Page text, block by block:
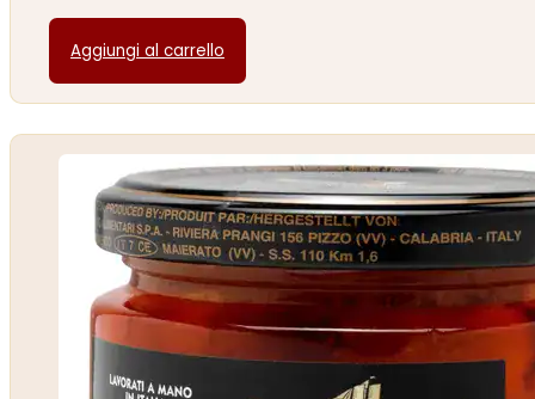
Aggiungi al carrello